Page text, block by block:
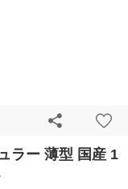
ラー 薄型 国産 1